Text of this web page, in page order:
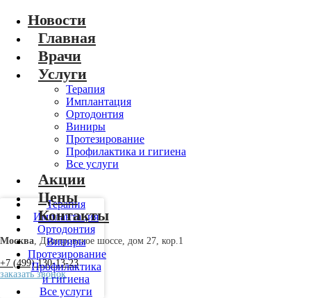
Новости
Главная
Врачи
Услуги
Терапия
Имплантация
Ортодонтия
Виниры
Протезирование
Профилактика и гигиена
Все услуги
Акции
Цены
Контакты
Москва, Дмитровское шоссе, дом 27, кор.1
+7 (499) 130-13-23
заказать звонок
Терапия
Имплантация
Ортодонтия
Виниры
Протезирование
Профилактика
и гигиена
Все услуги